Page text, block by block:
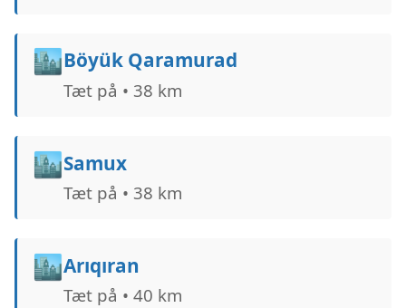
🏙️Böyük Qaramurad
Tæt på • 38 km
🏙️Samux
Tæt på • 38 km
🏙️Arıqıran
Tæt på • 40 km